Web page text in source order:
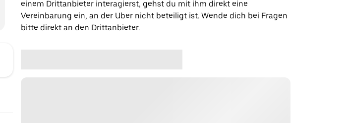
einem Drittanbieter interagierst, gehst du mit ihm direkt eine
Vereinbarung ein, an der Uber nicht beteiligt ist. Wende dich bei Fragen
bitte direkt an den Drittanbieter.